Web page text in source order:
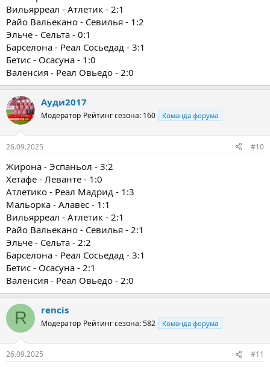
Вильярреал - Атлетик - 2:1
Райо Вальекано - Севилья - 1:2
Эльче - Сельта - 0:1
Барселона - Реал Сосьедад - 3:1
Бетис - Осасуна - 1:0
Валенсия - Реал Овьедо - 2:0
Ауди2017
Модератор Рейтинг сезона: 160 Команда форума
26.09.2025 #10
Жирона - Эспаньол - 3:2
Хетафе - Леванте - 1:0
Атлетико - Реал Мадрид - 1:3
Мальорка - Алавес - 1:1
Вильярреал - Атлетик - 2:1
Райо Вальекано - Севилья - 2:1
Эльче - Сельта - 2:2
Барселона - Реал Сосьедад - 3:1
Бетис - Осасуна - 2:1
Валенсия - Реал Овьедо - 2:0
R rencis
Модератор Рейтинг сезона: 582 Команда форума
26.09.2025 #11